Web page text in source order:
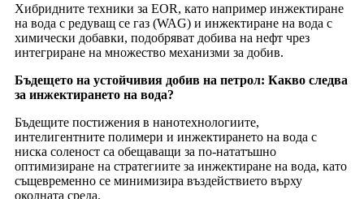
Хибридните техники за EOR, като например инжектиране
на вода с редуващ се газ (WAG) и инжектиране на вода с
химически добавки, подобряват добива на нефт чрез
интегриране на множество механизми за добив.
Бъдещето на устойчивия добив на петрол: Какво следва
за инжектирането на вода?
Бъдещите постижения в нанотехнологиите,
интелигентните полимери и инжектирането на вода с
ниска соленост са обещаващи за по-нататъшно
оптимизиране на стратегиите за инжектиране на вода, като
същевременно се минимизира въздействието върху
околната среда.